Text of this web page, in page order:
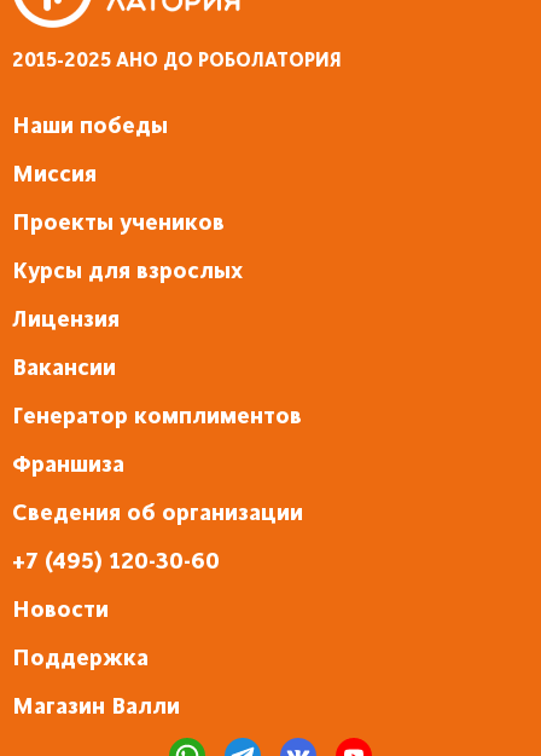
2015-2025 АНО ДО РОБОЛАТОРИЯ
Наши победы
Миссия
Проекты учеников
Курсы для взрослых
Лицензия
Вакансии
Генератор комплиментов
Франшиза
Сведения об организации
+7 (495) 120-30-60
Новости
Поддержка
Магазин Валли